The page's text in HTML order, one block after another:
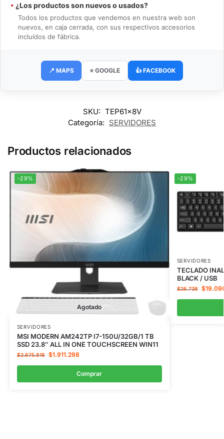
• ¿Los productos son nuevos o usados?
Todos los productos que vendemos en nuestra web son
nuevos, en caja cerrada, con sus respectivos accesorios
incluídos de fábrica.
📍 MAPS ⭐ GOOGLE 👍 FACEBOOK
SKU: TEP61x8V
Categoría: SERVIDORES
Productos relacionados
-29%
Agotado
SERVIDORES
MSI MODERN AM242TP I7-150U/32GB/1 TB
SSD 23.8″ ALL IN ONE TOUCHSCREEN WIN11
$2.675.818 $1.911.298
Comprar
-29%
SERVIDORES
TECLADO
BLACK / USB
$26.738 $